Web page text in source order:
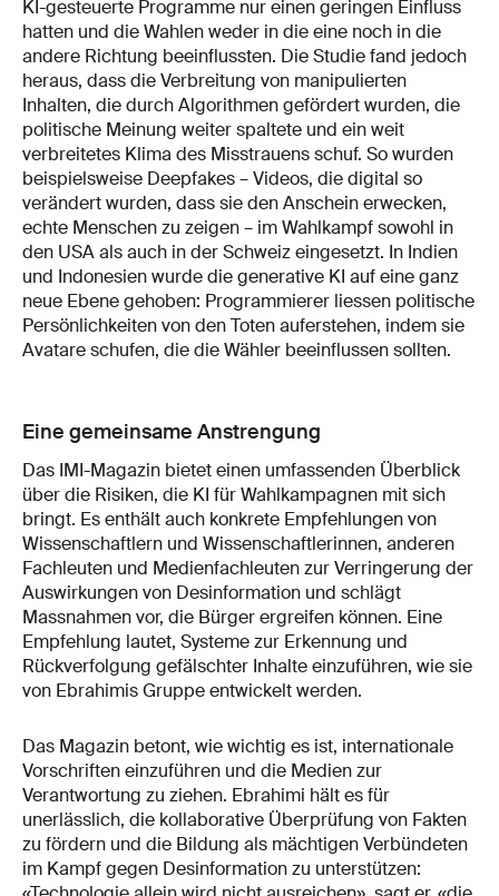
KI-gesteuerte Programme nur einen geringen Einfluss
hatten und die Wahlen weder in die eine noch in die
andere Richtung beeinflussten. Die Studie fand jedoch
heraus, dass die Verbreitung von manipulierten
Inhalten, die durch Algorithmen gefördert wurden, die
politische Meinung weiter spaltete und ein weit
verbreitetes Klima des Misstrauens schuf. So wurden
beispielsweise Deepfakes – Videos, die digital so
verändert wurden, dass sie den Anschein erwecken,
echte Menschen zu zeigen – im Wahlkampf sowohl in
den USA als auch in der Schweiz eingesetzt. In Indien
und Indonesien wurde die generative KI auf eine ganz
neue Ebene gehoben: Programmierer liessen politische
Persönlichkeiten von den Toten auferstehen, indem sie
Avatare schufen, die die Wähler beeinflussen sollten.
Eine gemeinsame Anstrengung
Das IMI-Magazin bietet einen umfassenden Überblick
über die Risiken, die KI für Wahlkampagnen mit sich
bringt. Es enthält auch konkrete Empfehlungen von
Wissenschaftlern und Wissenschaftlerinnen, anderen
Fachleuten und Medienfachleuten zur Verringerung der
Auswirkungen von Desinformation und schlägt
Massnahmen vor, die Bürger ergreifen können. Eine
Empfehlung lautet, Systeme zur Erkennung und
Rückverfolgung gefälschter Inhalte einzuführen, wie sie
von Ebrahimis Gruppe entwickelt werden.
Das Magazin betont, wie wichtig es ist, internationale
Vorschriften einzuführen und die Medien zur
Verantwortung zu ziehen. Ebrahimi hält es für
unerlässlich, die kollaborative Überprüfung von Fakten
zu fördern und die Bildung als mächtigen Verbündeten
im Kampf gegen Desinformation zu unterstützen: